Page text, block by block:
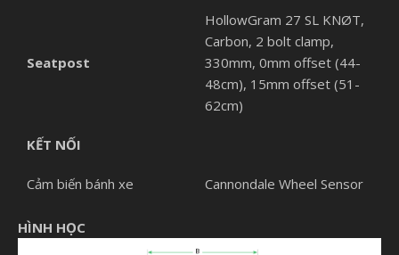
Seatpost
HollowGram 27 SL KNØT,
Carbon, 2 bolt clamp,
330mm, 0mm offset (44-
48cm), 15mm offset (51-
62cm)
KẾT NỐI
Cảm biến bánh xe Cannondale Wheel Sensor
HÌNH HỌC